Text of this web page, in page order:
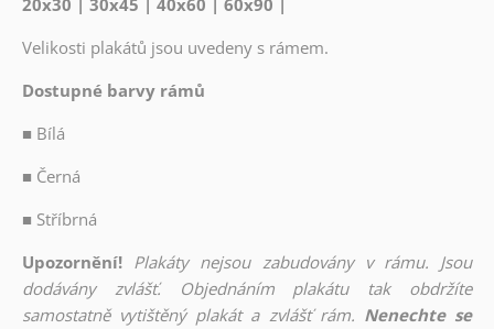
20x30 | 30x45 | 40x60 | 60x90 |
Velikosti plakátů jsou uvedeny s rámem.
Dostupné barvy rámů
■ Bílá
■ Černá
■ Stříbrná
Upozornění! Plakáty nejsou zabudovány v rámu. Jsou
dodávány zvlášť. Objednáním plakátu tak obdržíte
samostatně vytištěný plakát a zvlášť rám. Nenechte se